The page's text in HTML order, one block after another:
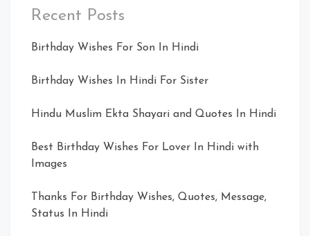
Recent Posts
Birthday Wishes For Son In Hindi
Birthday Wishes In Hindi For Sister
Hindu Muslim Ekta Shayari and Quotes In Hindi
Best Birthday Wishes For Lover In Hindi with
Images
Thanks For Birthday Wishes, Quotes, Message,
Status In Hindi